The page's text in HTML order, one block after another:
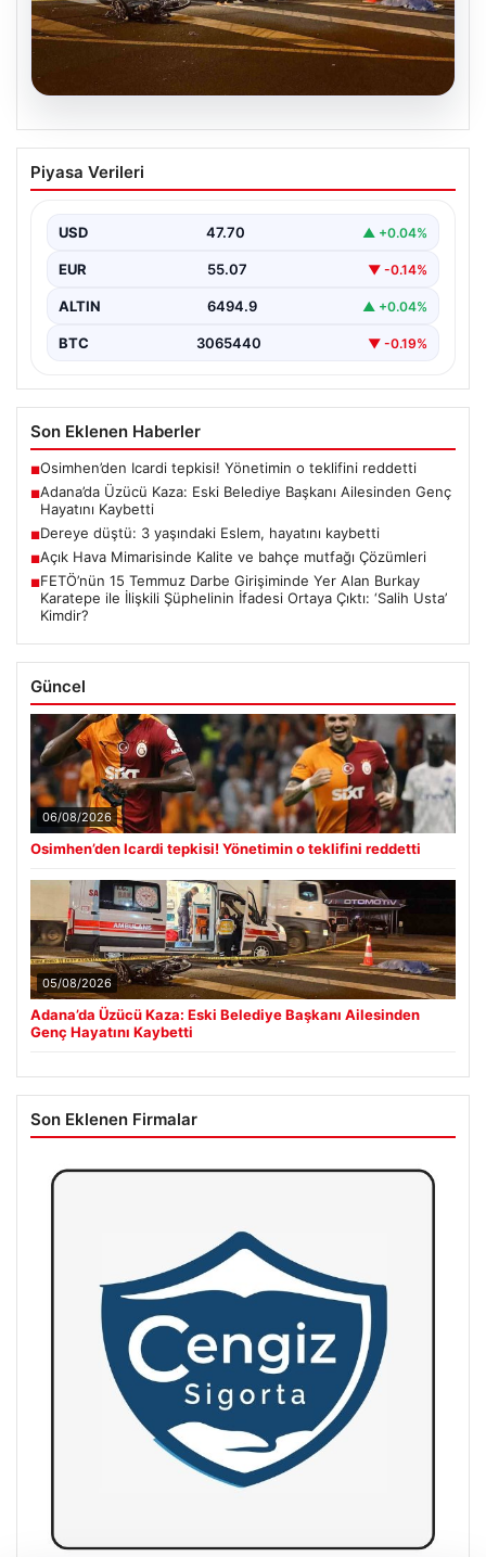
05.08.2026
Adana’da Üzücü Kaza: Eski Belediye
Başkanı Ailesinden Genç Hayatını
Adana'nın Pozantı ilçesinde meydana gelen korkutucu
Olayda,…
Piyasa Verileri
USD 47.70 ▲ +0.04%
EUR 55.07 ▼ -0.14%
ALTIN 6494.9 ▲ +0.04%
BTC 3065440 ▼ -0.19%
Son Eklenen Haberler
■Osimhen’den Icardi tepkisi! Yönetimin o teklifini reddetti
■Adana’da Üzücü Kaza: Eski Belediye Başkanı Ailesinden Genç
Hayatını Kaybetti
■Dereye düştü: 3 yaşındaki Eslem, hayatını kaybetti
■Açık Hava Mimarisinde Kalite ve bahçe mutfağı Çözümleri
■FETÖ’nün 15 Temmuz Darbe Girişiminde Yer Alan Burkay
Karatepe ile İlişkili Şüphelinin İfadesi Ortaya Çıktı: ‘Salih Usta’
Kimdir?
Güncel
06/08/2026
Osimhen’den Icardi tepkisi! Yönetimin o teklifini reddetti
05/08/2026
Adana’da Üzücü Kaza: Eski Belediye Başkanı Ailesinden
Genç Hayatını Kaybetti
Son Eklenen Firmalar